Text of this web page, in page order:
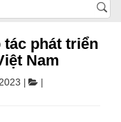
tác phát triển
Nam